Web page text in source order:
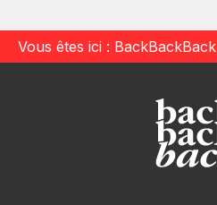
Vous êtes ici : BackBackBack